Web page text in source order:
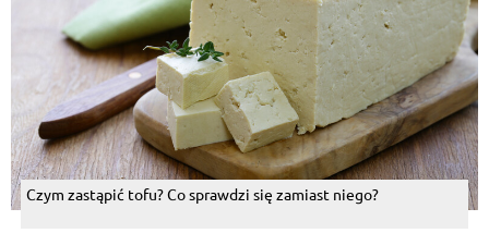
Czym zastąpić tofu? Co sprawdzi się zamiast niego?